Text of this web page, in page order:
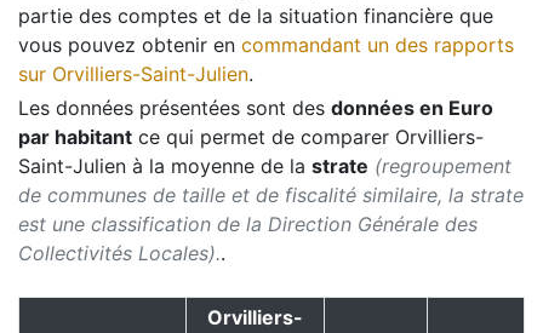
partie des comptes et de la situation financière que
vous pouvez obtenir en commandant un des rapports
sur Orvilliers-Saint-Julien.
Les données présentées sont des données en Euro
par habitant ce qui permet de comparer Orvilliers-
Saint-Julien à la moyenne de la strate (regroupement
de communes de taille et de fiscalité similaire, la strate
est une classification de la Direction Générale des
Collectivités Locales)..
Orvilliers-